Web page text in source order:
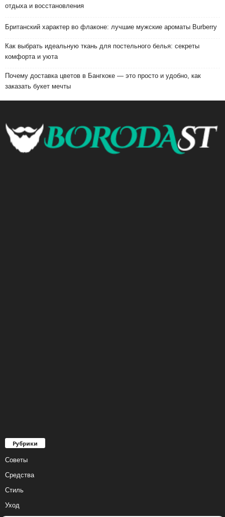
отдыха и восстановления
Британский характер во флаконе: лучшие мужские ароматы Burberry
Как выбрать идеальную ткань для постельного белья: секреты
комфорта и уюта
Почему доставка цветов в Бангкоке — это просто и удобно, как
заказать букет мечты
Рубрики
Советы
Средства
Стиль
Уход